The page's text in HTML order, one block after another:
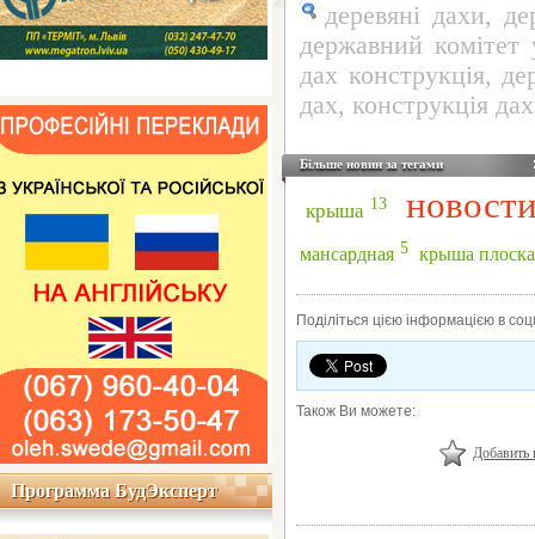
Программа БудЭксперт
Программа БудЭксперт
деревяні дахи,
державний комітет
дах конструкція,
дах, конструкція
Більше новин за тегами
крыша 13
мансардная 5 крыша
Поділіться цією інформацією в
Також Ви можете:
Добавить